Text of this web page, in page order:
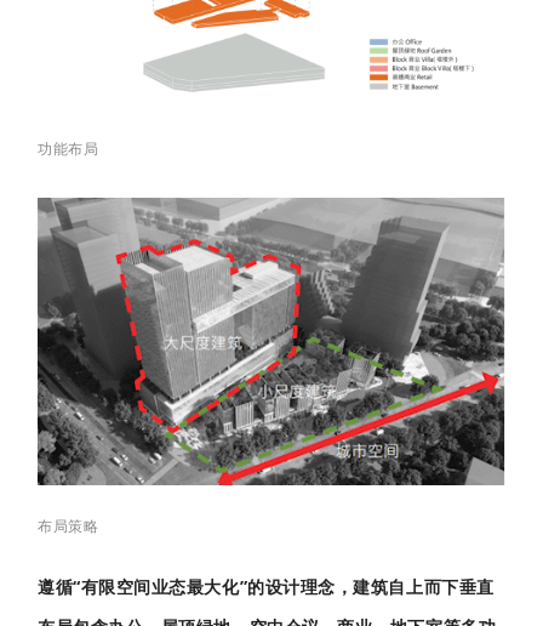
功能布局
布局策略
遵循“有限空间业态最大化”的设计理念，建筑自上而下垂直